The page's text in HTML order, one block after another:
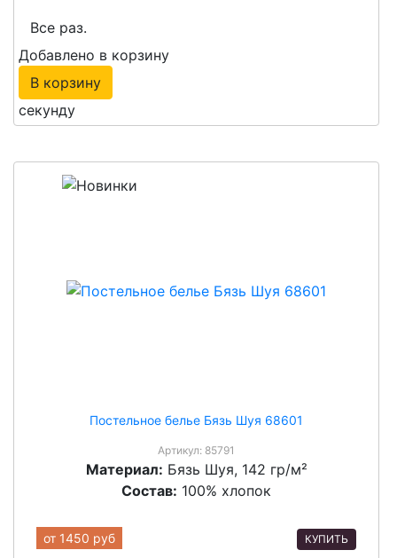
Все раз.
Добавлено в корзину
В корзину
секунду
Постельное белье Бязь Шуя 68601
Артикул: 85791
Материал: Бязь Шуя, 142 гр/м²
Состав: 100% хлопок
от 1450 руб КУПИТЬ